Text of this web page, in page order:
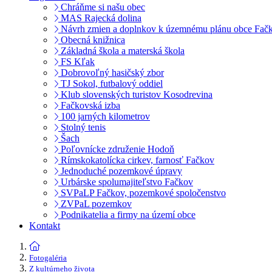
Chráňme si našu obec
MAS Rajecká dolina
Návrh zmien a doplnkov k územnému plánu obce
Obecná knižnica
Základná škola a materská škola
FS Kľak
Dobrovoľný hasičský zbor
TJ Sokol, futbalový oddiel
Klub slovenských turistov Kosodrevina
Fačkovská izba
100 jarných kilometrov
Stolný tenis
Šach
Poľovnícke združenie Hodoň
Rímskokatolícka cirkev, farnosť Fačkov
Jednoduché pozemkové úpravy
Urbárske spolumajiteľstvo Fačkov
SVPaLP Fačkov, pozemkové spoločenstvo
ZVPaL pozemkov
Podnikatelia a firmy na území obce
Kontakt
Fotogaléria
Z kultúrneho života